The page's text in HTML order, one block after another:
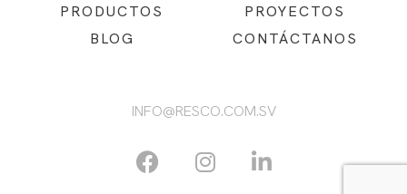
PRODUCTOS
PROYECTOS
BLOG
CONTÁCTANOS
INFO@RESCO.COM.SV